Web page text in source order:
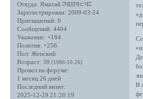
Откуда: Яматай ʭЧШЧ⊂Чʭ
Зарегистрирован: 2009-03-24
Приглашений: 0
Сообщений: 4404
Уважение: +184
Позитив: +256
Пол: Женский
Возраст: 39 [1986-10-26]
Провел на форуме:
1 месяц 26 дней
Последний визит:
2025-12-29 21:28:19
В